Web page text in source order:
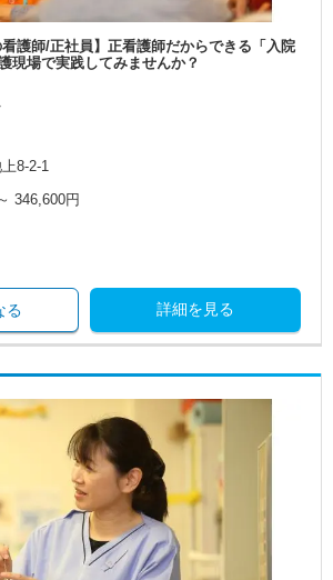
看護師/正社員】正看護師だからできる「入院
現場で実践してみませんか？
8-2-1
346,600円
詳細を見る
る